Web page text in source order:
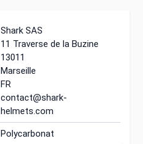
Shark SAS
11 Traverse de la Buzine
13011
Marseille
FR
contact@shark-
helmets.com
Polycarbonat